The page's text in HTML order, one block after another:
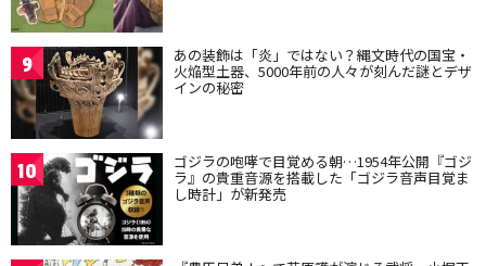
9 あの装飾は「炎」ではない？縄文時代の国宝・
火焔型土器、5000年前の人々が刻んだ謎とデザ
インの秘密
10 ゴジラの咆哮で目覚める朝…1954年公開『ゴジ
ラ』の貴重音源を搭載した「ゴジラ音声目覚ま
し時計」が新発売